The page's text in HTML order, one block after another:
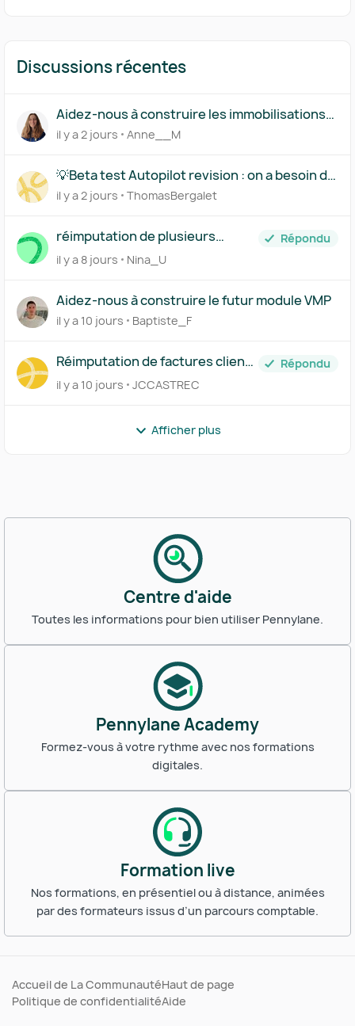
Discussions récentes
Aidez-nous à construire les immobilisations
par composants
il y a 2 jours Anne__M
💡Beta test Autopilot revision : on a besoin de
vous !
il y a 2 jours ThomasBergalet
réimputation de plusieurs
achats en CC d'associé
Répondu
il y a 8 jours
Nina_U
Aidez-nous à construire le futur module VMP
il y a 10 jours Baptiste_F
Réimputation de factures clients
générée sur Pennylane
interdite!
Répondu
il y a 10 jours
JCCASTREC
Afficher plus
Centre d'aide
Toutes les informations pour bien utiliser Pennylane.
Pennylane Academy
Formez-vous à votre rythme avec nos formations
digitales.
Formation live
Nos formations, en présentiel ou à distance, animées
par des formateurs issus d’un parcours comptable.
Accueil de La CommunautéHaut de page
Politique de confidentialitéAide